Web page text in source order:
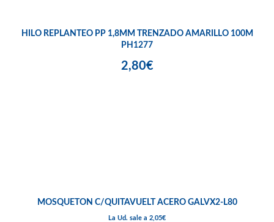
HILO REPLANTEO PP 1,8MM TRENZADO AMARILLO 100M
PH1277
2,80€
MOSQUETON C/QUITAVUELT ACERO GALVX2-L80
La Ud. sale a 2,05€